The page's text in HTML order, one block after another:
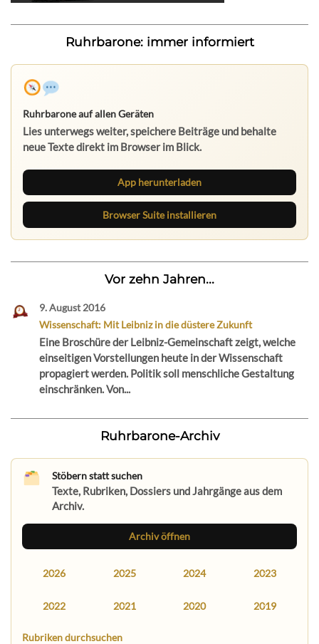
Ruhrbarone: immer informiert
Ruhrbarone auf allen Geräten
Lies unterwegs weiter, speichere Beiträge und behalte
neue Texte direkt im Browser im Blick.
App herunterladen
Browser Suite installieren
Vor zehn Jahren...
9. August 2016
Wissenschaft: Mit Leibniz in die düstere Zukunft
Eine Broschüre der Leibniz-Gemeinschaft zeigt, welche
einseitigen Vorstellungen heute in der Wissenschaft
propagiert werden. Politik soll menschliche Gestaltung
einschränken. Von...
Ruhrbarone-Archiv
Stöbern statt suchen
Texte, Rubriken, Dossiers und Jahrgänge aus dem
Archiv.
Archiv öffnen
2026 2025 2024 2023
2022 2021 2020 2019
Rubriken durchsuchen